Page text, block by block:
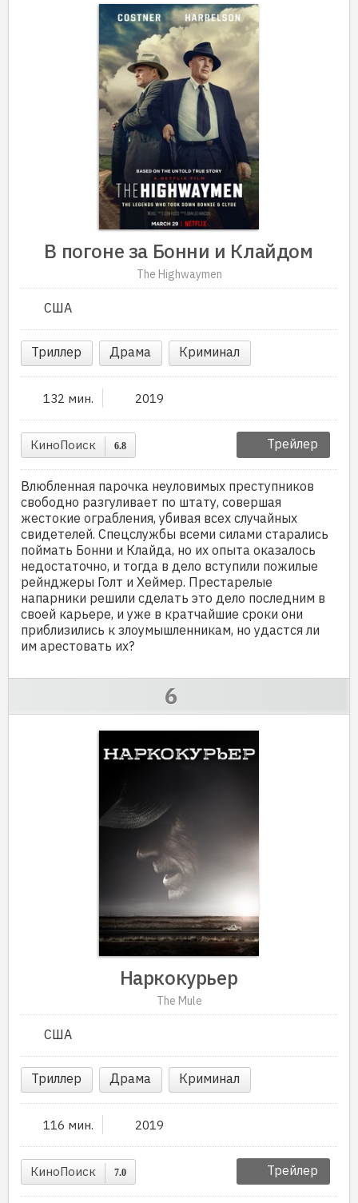
В погоне за Бонни и Клайдом
The Highwaymen
США
Триллер Драма Криминал
132 мин. 2019
КиноПоиск 6.8 Трейлер
Влюбленная парочка неуловимых преступников
свободно разгуливает по штату, совершая
жестокие ограбления, убивая всех случайных
свидетелей. Спецслужбы всеми силами старались
поймать Бонни и Клайда, но их опыта оказалось
недостаточно, и тогда в дело вступили пожилые
рейнджеры Голт и Хеймер. Престарелые
напарники решили сделать это дело последним в
своей карьере, и уже в кратчайшие сроки они
приблизились к злоумышленникам, но удастся ли
им арестовать их?
Наркокурьер
The Mule
США
Триллер Драма Криминал
116 мин. 2019
КиноПоиск 7.0 Трейлер